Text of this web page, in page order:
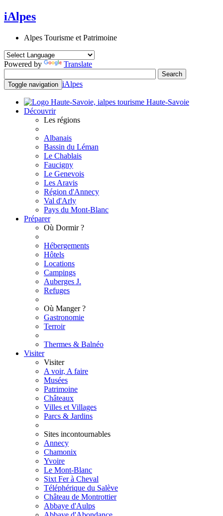
iAlpes
Alpes Tourisme et Patrimoine
Powered by Translate
Toggle navigation iAlpes
Haute-Savoie
Découvrir
Les régions
Albanais
Bassin du Léman
Le Chablais
Faucigny
Le Genevois
Les Aravis
Région d'Annecy
Val d'Arly
Pays du Mont-Blanc
Préparer
Où Dormir ?
Hébergements
Hôtels
Locations
Campings
Auberges J.
Refuges
Où Manger ?
Gastronomie
Terroir
Thermes & Balnéo
Visiter
Visiter
A voir, A faire
Musées
Patrimoine
Châteaux
Villes et Villages
Parcs & Jardins
Sites incontournables
Annecy
Chamonix
Yvoire
Le Mont-Blanc
Sixt Fer à Cheval
Téléphérique du Salève
Château de Montrottier
Abbaye d'Aulps